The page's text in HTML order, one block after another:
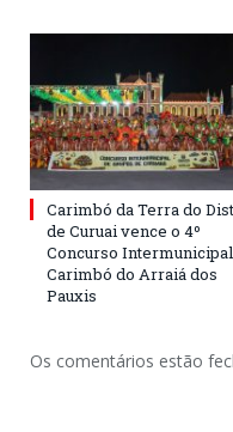
Carimbó da Terra do
de Curuai vence o 4º
Concurso
Carimbó do Arraiá dos
Pauxis
Os comentários estão